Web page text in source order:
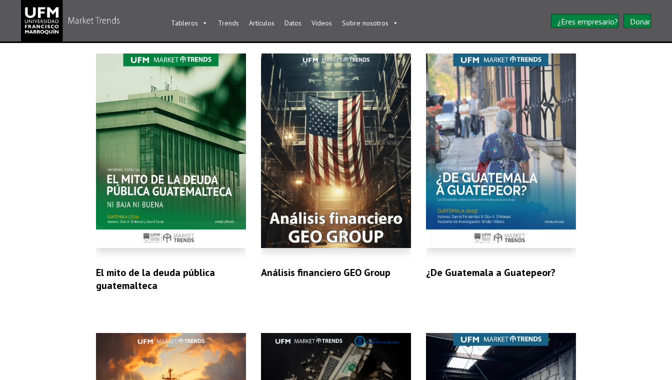
Tableros Trends Artículos Datos Videos Sobre nosotros ¿Eres empresario? Donar
El mito de la deuda pública
guatemalteca
Análisis financiero GEO Group ¿De Guatemala a Guatepeor?